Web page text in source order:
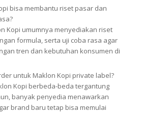
bisa membantu riset pasar dan
Kopi umumnya menyediakan riset
formula, serta uji coba rasa agar
tren dan kebutuhan konsumen di
untuk Maklon Kopi private label?
Kopi berbeda-beda tergantung
banyak penyedia menawarkan
brand baru tetap bisa memulai